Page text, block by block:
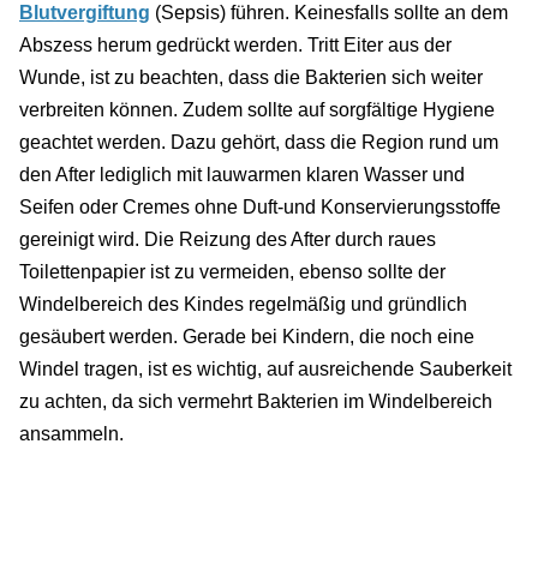
Blutvergiftung (Sepsis) führen. Keinesfalls sollte an dem
Abszess herum gedrückt werden. Tritt Eiter aus der
Wunde, ist zu beachten, dass die Bakterien sich weiter
verbreiten können. Zudem sollte auf sorgfältige Hygiene
geachtet werden. Dazu gehört, dass die Region rund um
den After lediglich mit lauwarmen klaren Wasser und
Seifen oder Cremes ohne Duft-und Konservierungsstoffe
gereinigt wird. Die Reizung des After durch raues
Toilettenpapier ist zu vermeiden, ebenso sollte der
Windelbereich des Kindes regelmäßig und gründlich
gesäubert werden. Gerade bei Kindern, die noch eine
Windel tragen, ist es wichtig, auf ausreichende Sauberkeit
zu achten, da sich vermehrt Bakterien im Windelbereich
ansammeln.